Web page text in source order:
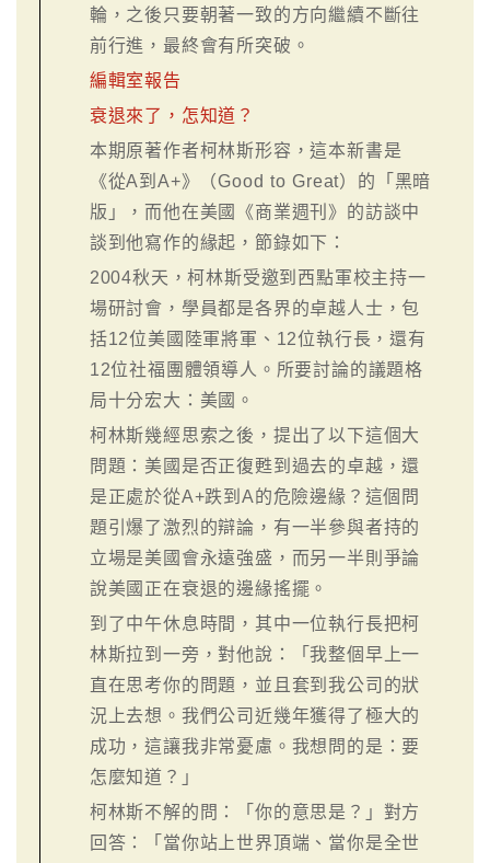
輪，之後只要朝著一致的方向繼續不斷往
前行進，最終會有所突破。
編輯室報告
衰退來了，怎知道？
本期原著作者柯林斯形容，這本新書是
《從A到A+》（Good to Great）的「黑暗
版」，而他在美國《商業週刊》的訪談中
談到他寫作的緣起，節錄如下：
2004秋天，柯林斯受邀到西點軍校主持一
場研討會，學員都是各界的卓越人士，包
括12位美國陸軍將軍、12位執行長，還有
12位社福團體領導人。所要討論的議題格
局十分宏大：美國。
柯林斯幾經思索之後，提出了以下這個大
問題：美國是否正復甦到過去的卓越，還
是正處於從A+跌到A的危險邊緣？這個問
題引爆了激烈的辯論，有一半參與者持的
立場是美國會永遠強盛，而另一半則爭論
說美國正在衰退的邊緣搖擺。
到了中午休息時間，其中一位執行長把柯
林斯拉到一旁，對他說：「我整個早上一
直在思考你的問題，並且套到我公司的狀
況上去想。我們公司近幾年獲得了極大的
成功，這讓我非常憂慮。我想問的是：要
怎麼知道？」
柯林斯不解的問：「你的意思是？」對方
回答：「當你站上世界頂端、當你是全世